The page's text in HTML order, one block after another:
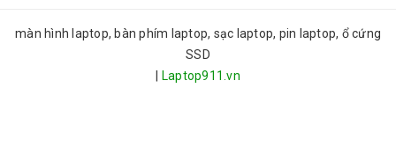
màn hình laptop, bàn phím laptop, sạc laptop, pin laptop, ổ cứng
SSD
Laptop911.vn